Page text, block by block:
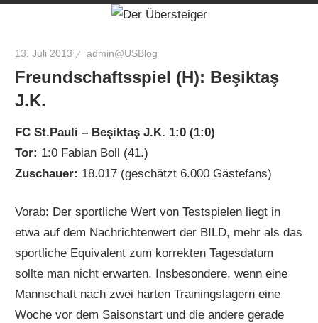
13. Juli 2013 admin@USBlog
Freundschaftsspiel (H): Beşiktaş
J.K.
FC St.Pauli – Beşiktaş J.K. 1:0 (1:0)
Tor: 1:0 Fabian Boll (41.)
Zuschauer: 18.017 (geschätzt 6.000 Gästefans)
Vorab: Der sportliche Wert von Testspielen liegt in
etwa auf dem Nachrichtenwert der BILD, mehr als das
sportliche Equivalent zum korrekten Tagesdatum
sollte man nicht erwarten. Insbesondere, wenn eine
Mannschaft nach zwei harten Trainingslagern eine
Woche vor dem Saisonstart und die andere gerade